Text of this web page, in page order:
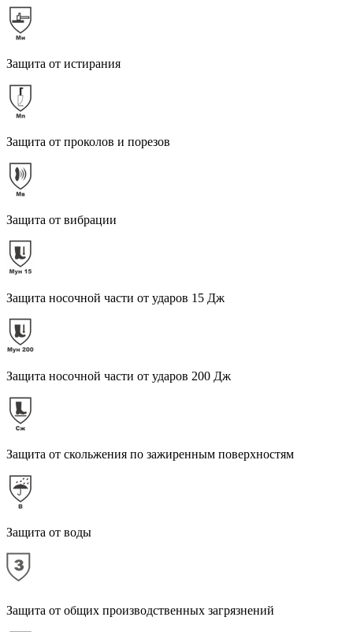
Защита от истирания
Защита от проколов и порезов
Защита от вибрации
Защита носочной части от ударов 15 Дж
Защита носочной части от ударов 200 Дж
Защита от скольжения по зажиренным поверхностям
Защита от воды
Защита от общих производственных загрязнений